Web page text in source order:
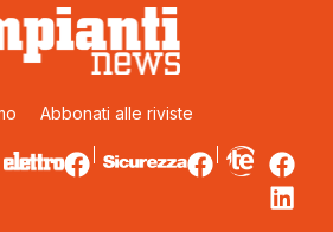
Abbonati alle riviste